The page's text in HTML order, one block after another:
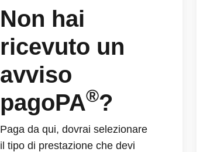
Non hai
ricevuto un
avviso
pagoPA®?
Paga da qui, dovrai selezionare
il tipo di prestazione che devi